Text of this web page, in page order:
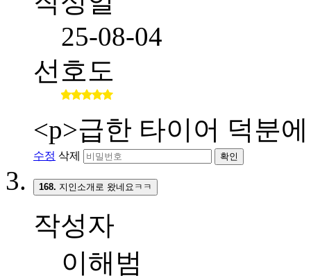
25-08-04
선호도
<p>급한 타이어 덕분
수정 삭제 확인
168. 지인소개로 왔네요ㅋㅋ
작성자
이해범